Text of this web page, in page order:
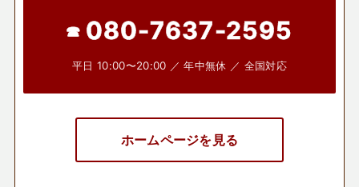
080-7637-2595
平日 10:00〜20:00 ／ 年中無休 ／ 全国対応
ホームページを見る